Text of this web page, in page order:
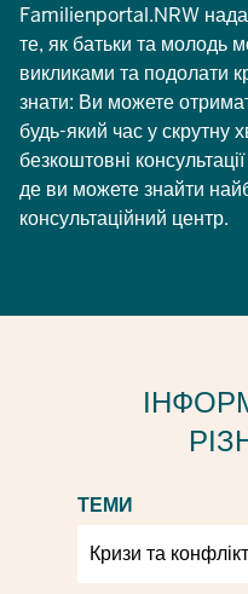
Familienportal.NRW
те, як батьки та молодь
викликами та подолати
знати: Ви можете
будь-який час у скрутну
безкоштовні
де ви можете знайти
консультаційний центр.
ТЕМИ